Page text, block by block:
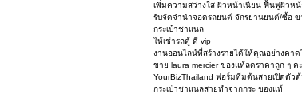
เพิ่มความสว่างใส ผิวหน้าเนียน ฟื้นฟูผิวห
รับจัดจำนำจอดรถยนต์ จักรยานยนต์/ซื้อ-
กระเป๋าชาแนล
ให้เช่ารถตู้ ดี vip
งานออนไลน์ที่สร้างรายได้ให้คุณอย่างคาด
ขาย laura mercier ของแท้ลดราคาถูก ๆ คะ
YourBizThailand ฟอร์มทีมต้นสายเปิดตัว
กระเป่าชาแนลสายทำจากกระ ของแท้